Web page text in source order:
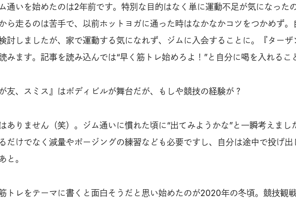
ム通いを始めたのは2年前です。特別な目的はなく単に運動不足が気になった
ら走るのは苦手で、以前ホットヨガに通った時はなかなかコツをつかめず。
討しましたが、家で運動する気になれず、ジムに入会することに。『ターザ
みます。記事を読み込んでは“早く筋トレ始めろよ！”と自分に喝を入れるこ
が友、スミス』はボディビルが舞台だが、もしや競技の経験が？
はありません（笑）。ジム通いに慣れた頃に“出てみようかな”と一瞬考えまし
だけでなく減量やポージングの練習なども必要ですし、自分は途中で投げ出
と。
トレをテーマに書くと面白そうだと思い始めたのが2020年の冬頃。競技観